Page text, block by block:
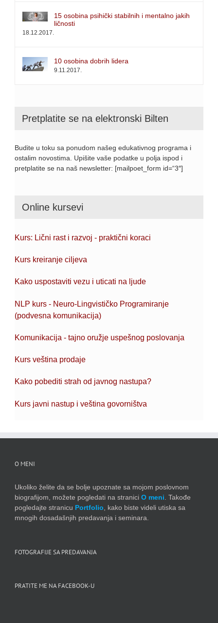
15 osobina psihički stabilnih i mentalno jakih
ličnosti
18.12.2017.
10 osobina dobrih lidera
9.11.2017.
Pretplatite se na elektronski Bilten
Budite u toku sa ponudom našeg edukativnog programa i
ostalim novostima. Upišite vaše podatke u polja ispod i
pretplatite se na naš newsletter: [mailpoet_form id=“3″]
Online kursevi
Kurs: Lični rast i razvoj - praktični koraci
Kurs kreiranje ciljeva
Kako uspostaviti vezu i uticati na ljude
NLP kurs - Neuro-Lingvističko Programiranje
(podvesna komunikacija)
Komunikacija - tajno oružje uspešnog poslovanja
Kurs veština prodaje
Kako pobediti strah od javnog nastupa?
Kurs javni nastup i veština govorništva
O MENI
Ukoliko želite da se bolje upoznate sa mojom poslovnom
biografijom, možete pogledati na stranici O meni . Takođe
pogledajte stranicu Portfolio , kako biste videli utiska sa
mnogih dosadašnjih predavanja i seminara.
FOTOGRAFIJE SA PREDAVANJA
PRATITE ME NA FACEBOOK-U